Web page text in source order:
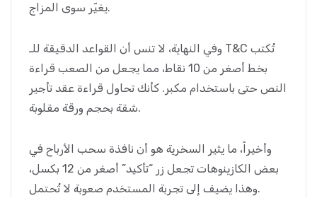
يغيّر سوى المزاج.
وفي النهاية، لا تنس أن القواعد الدقيقة للـ T&C تُكتب
بخط أصغر من 10 نقاط، مما يجعل من الصعب قراءة
النص حتى باستخدام مكبر. كأنك تحاول قراءة عقد تأجير
شقة بحجم ورقة مقلوبة.
وأخيراً، ما يثير السخرية هو أن نافذة سحب الأرباح في
بعض الكازينوهات تجعل زر “تأكيد” أصغر من 12 بكسل،
وهذا يضيف إلى تجربة المستخدم صعوبة لا تُحتمل.